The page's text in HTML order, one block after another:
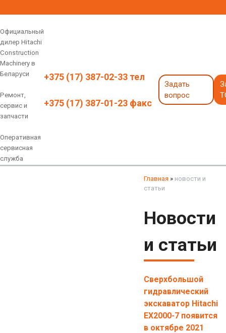
Официальный
дилер Hitachi
Construction
Machinery в
Беларуси
Ремонт,
сервис и
запчасти
Оперативная
сервисная
служба
+375 (17) 387-02-33 тел
+375 (17) 387-01-23 факс
Задать
вопрос
Главная » новости и
статьи
Новости
и статьи
Сверхбольшой
гидравлический
экскаватор Hitachi
EX2000-7 появится
в октябре 2021